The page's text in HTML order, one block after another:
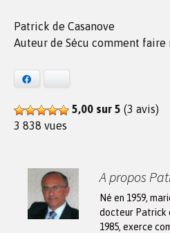
Patrick de Casanove
Auteur de Sécu comment
5,00 sur 5 (3 avis)
3 838 vues
A propos
Né en 1959,
docteur Patrick
1985, exerce